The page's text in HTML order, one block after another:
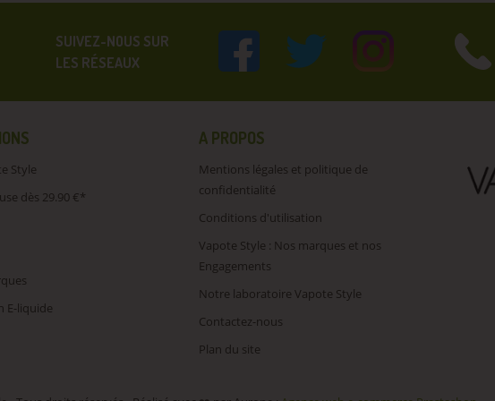
SUIVEZ-NOUS SUR
LES RÉSEAUX
Style
dès 29.90 €*
E-liquide
A PROPOS
Mentions légales et politique de
confidentialité
Conditions d'utilisation
Vapote Style : Nos marques et nos
Engagements
Notre laboratoire Vapote Style
Contactez-nous
Plan du site